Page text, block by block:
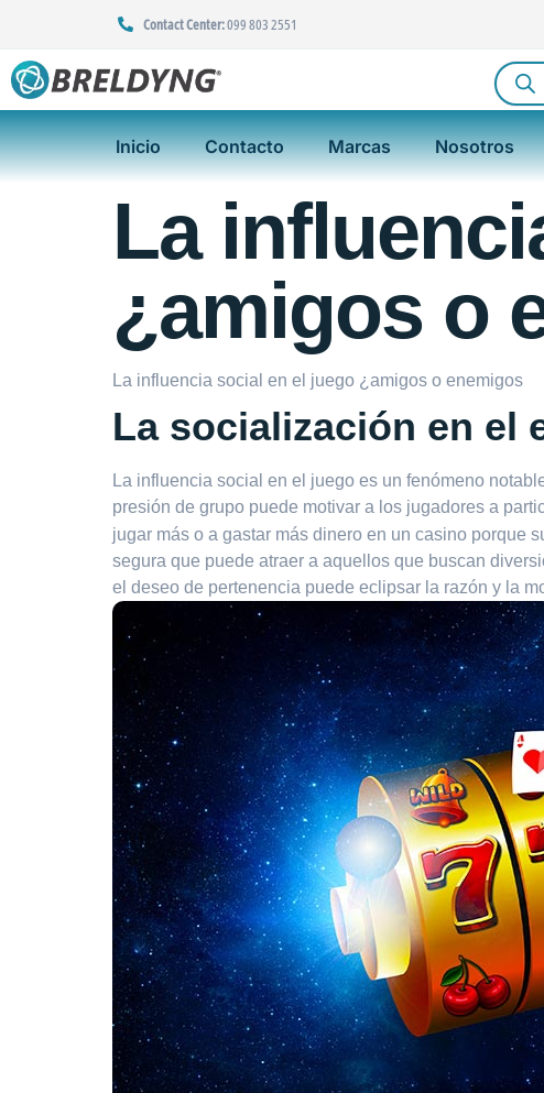
Contact Center:099 803 2551
Inicio Contacto Marcas Nosotros
La
¿amigos o
La influencia social en el juego ¿amigos o enemigos
La socialización en el
La influencia social en el juego es un fenómeno
presión de grupo puede motivar a los jugadores a
jugar más o a gastar más dinero en un casino porque
segura que puede atraer a aquellos que buscan
el deseo de pertenencia puede eclipsar la razón y la